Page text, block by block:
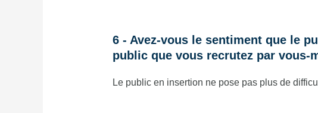
6 - Avez-vous le sentiment que le
public que vous recrutez par vous-
Le public en insertion ne pose pas plus de